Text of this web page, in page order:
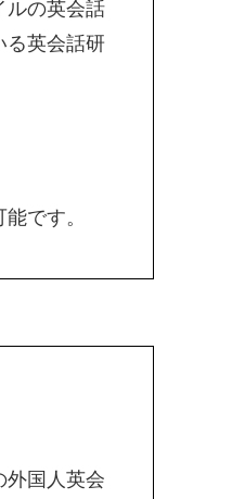
ルの英会話
る英会話研
です。
外国人英会